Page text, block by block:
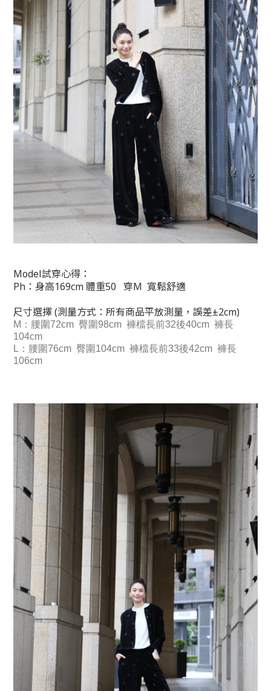
Model試穿心得：
Ph：身高169cm 體重50 穿M 寬鬆舒適
尺寸選擇 (測量方式：所有商品平放測量，誤差±2cm)
M ： 腰圍72cm 臀圍98cm 褲檔長前32後40cm 褲長
104cm
L： 腰圍76cm 臀圍104cm 褲檔長前33後42cm 褲長
106cm